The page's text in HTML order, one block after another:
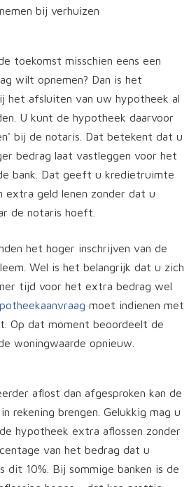
bij verhuizen
toekomst misschien eens een
wilt opnemen? Dan is het
het afsluiten van uw hypotheek al
U kunt de hypotheek daarvoor
bij de notaris. Dat betekent dat u
bedrag laat vastleggen voor het
bank. Dat geeft u kredietruimte
extra geld lenen zonder dat u
de notaris hoeft.
het hoger inschrijven van de
Wel is het belangrijk dat u zich
tijd voor het extra bedrag wel
moet indienen met
Op dat moment beoordeelt de
woningwaarde opnieuw.
aflost dan afgesproken kan de
rekening brengen. Gelukkig mag u
hypotheek extra aflossen zonder
van het bedrag dat u
dit 10%. Bij sommige banken is de